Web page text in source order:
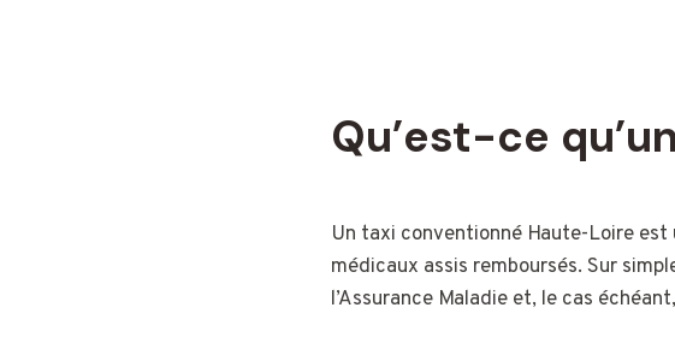
Qu’est-ce
Un taxi conventionné Haute-Loire
médicaux assis remboursés. Sur
l’Assurance Maladie et, le cas